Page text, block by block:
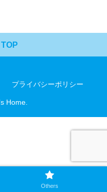
プライバシーポリシー
Home.
Others